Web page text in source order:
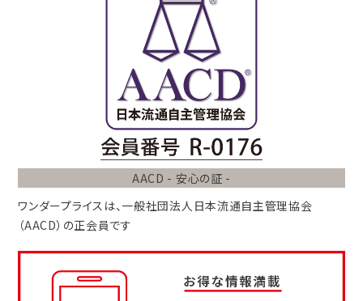
AACD - 安心の証 -
ワンダープライスは、 一般社団法人 日本流通自主管理協会
（AACD） の正会員です